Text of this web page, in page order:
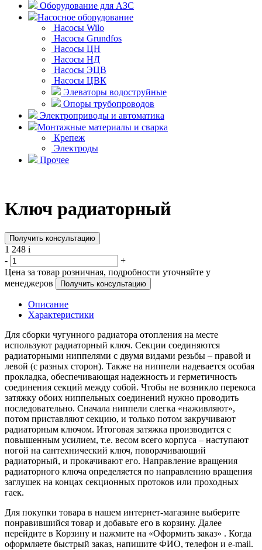
Оборудование для АЗС
Насосное оборудование
Насосы Wilo
Насосы Grundfos
Насосы ЦН
Насосы НД
Насосы ЭЦВ
Насосы ЦВК
Элеваторы водоструйные
Опоры трубопроводов
Электроприводы и автоматика
Монтажные материалы и сварка
Крепеж
Электроды
Прочее
Ключ радиаторный
Получить консультацию
1 248 i
-
+
Цена за товар розничная, подробности уточняйте у
менеджеров
Получить консультацию
Описание
Характеристики
Для сборки чугунного радиатора отопления на месте
используют радиаторный ключ. Секции соединяются
радиаторными ниппелями с двумя видами резьбы – правой и
левой (с разных сторон). Также на ниппели надевается особая
прокладка, обеспечивающая надежность и герметичность
соединения секций между собой. Чтобы не возникло перекоса
затяжку обоих ниппельных соединений нужно проводить
последовательно. Сначала ниппели слегка «наживляют»,
потом приставляют секцию, и только потом закручивают
радиаторным ключом. Итоговая затяжка производится с
повышенным усилием, т.е. весом всего корпуса – наступают
ногой на сантехнический ключ, поворачивающий
радиаторный, и прокачивают его. Направление вращения
радиаторного ключа определяется по направлению вращения
заглушек на концах секционных протоков или проходных
гаек.
Для покупки товара в нашем интернет-магазине выберите
понравившийся товар и добавьте его в корзину. Далее
перейдите в Корзину и нажмите на «Оформить заказ» . Когда
оформляете быстрый заказ, напишите ФИО, телефон и e-mail.